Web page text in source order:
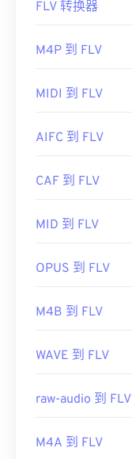
有时，打开
载 MPEG-2 视频
开发者： 运动图
首次发行：
https://
Creative Cloud
支持章节或字幕
品中打开。其他
首次发行：2003
https://
https://
FLV 转换器
M4P 到 FLV
MIDI 到 FLV
AIFC 到 FLV
CAF 到 FLV
MID 到 FLV
OPUS 到 FLV
M4B 到 FLV
WAVE 到 FLV
raw-audio 到 FLV
M4A 到 FLV